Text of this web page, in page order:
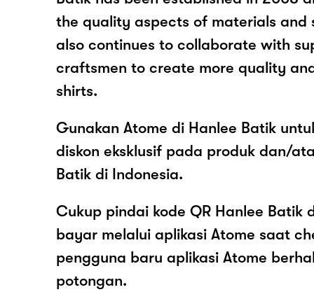
the quality aspects of materials and
also continues to collaborate with
craftsmen to create more quality
shirts.
Gunakan Atome di Hanlee Batik
diskon eksklusif pada produk dan/
Batik di Indonesia.
Cukup pindai kode QR Hanlee Batik
bayar melalui aplikasi Atome saat
pengguna baru aplikasi Atome
potongan.